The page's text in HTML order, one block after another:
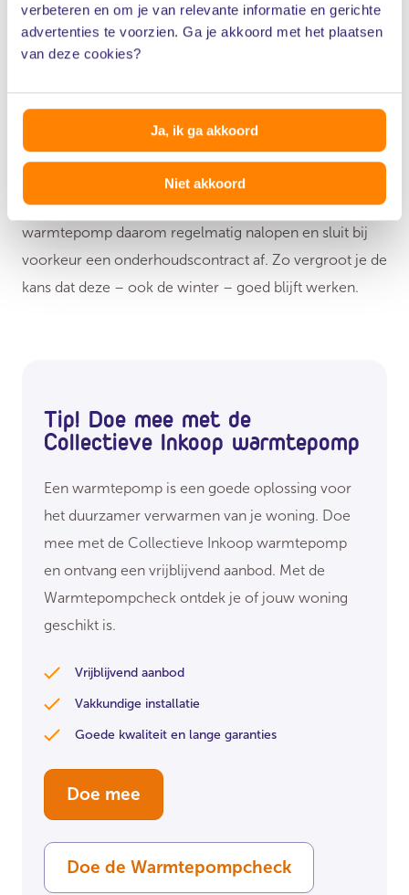
verbeteren en om je van relevante informatie en gerichte
advertenties te voorzien. Ga je akkoord met het plaatsen
van deze cookies?
Ja, ik ga akkoord
Niet akkoord
. Ook dit is niks om je zorgen over te maken.
6. Laat je warmtepomp
regelmatig onderhouden
Hoewel minder dan een cv-ketel, hebben ook
warmtepompenperiodiek onderhoudnodig. Laat je
warmtepomp daarom regelmatig nalopen en sluit bij
voorkeur een onderhoudscontract af. Zo vergroot je de
kans dat deze – ook de winter – goed blijft werken.
Tip! Doe mee met de
Collectieve Inkoop warmtepomp
Een warmtepomp is een goede oplossing voor
het duurzamer verwarmen van je woning. Doe
mee met de Collectieve Inkoop warmtepomp
en ontvang een vrijblijvend aanbod. Met de
Warmtepompcheck ontdek je of jouw woning
geschikt is.
Vrijblijvend aanbod
Vakkundige installatie
Goede kwaliteit en lange garanties
Doe mee
Doe de Warmtepompcheck